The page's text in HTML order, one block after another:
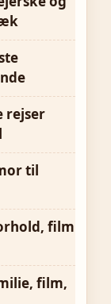
rejser
til
film
film,